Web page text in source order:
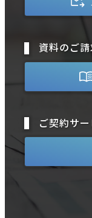
資料のご請
ご契約サ